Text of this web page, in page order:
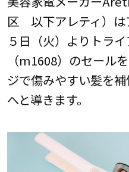
区 以下アレティ）は
５日（火）よりトラ
（m1608）のセール
ジで傷みやすい髪を
へと導きます。